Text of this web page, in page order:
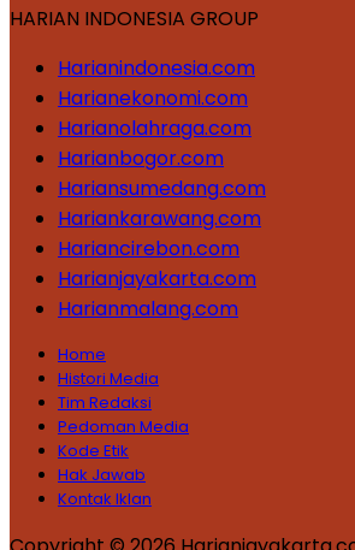
HARIAN INDONESIA GROUP
Harianindonesia.com
Harianekonomi.com
Harianolahraga.com
Harianbogor.com
Hariansumedang.com
Hariankarawang.com
Hariancirebon.com
Harianjayakarta.com
Harianmalang.com
Home
Histori Media
Tim Redaksi
Pedoman Media
Kode Etik
Hak Jawab
Kontak Iklan